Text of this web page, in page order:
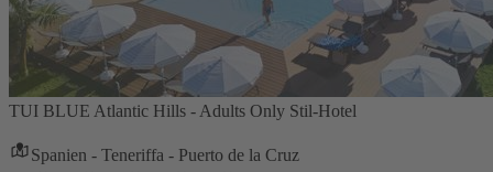
TUI BLUE Atlantic Hills - Adults Only Stil-Hotel
Spanien - Teneriffa - Puerto de la Cruz